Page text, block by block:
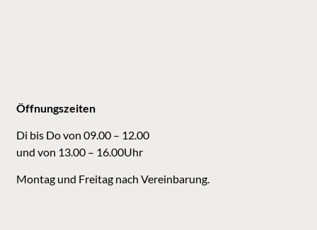
Öffnungszeiten
Di bis Do von 09.00 – 12.00
und von 13.00 – 16.00Uhr
Montag und Freitag nach Vereinbarung.